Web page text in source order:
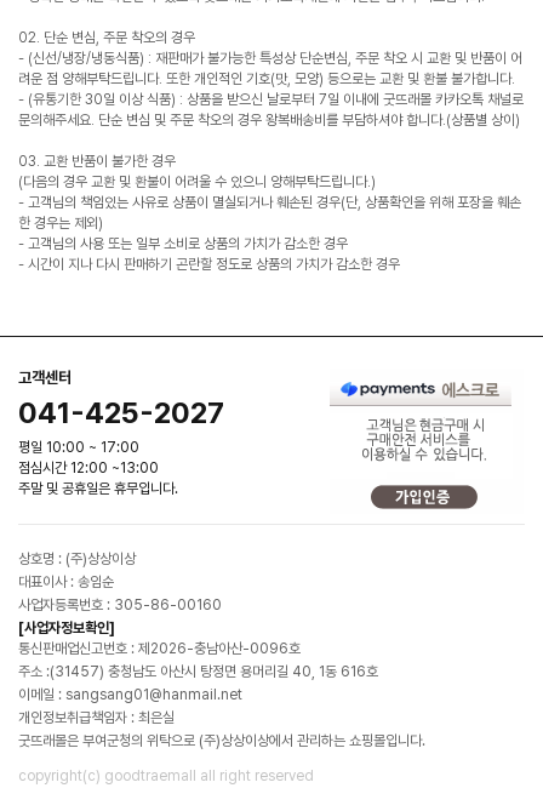
02. 단순 변심, 주문 착오의 경우
- (신선/냉장/냉동식품) : 재판매가 불가능한 특성상 단순변심, 주문 착오 시 교환 및 반품이 어
려운 점 양해부탁드립니다. 또한 개인적인 기호(맛, 모양) 등으로는 교환 및 환불 불가합니다.
- (유통기한 30일 이상 식품) : 상품을 받으신 날로부터 7일 이내에 굿뜨래몰 카카오톡 채널로
문의해주세요. 단순 변심 및 주문 착오의 경우 왕복배송비를 부담하셔야 합니다.(상품별 상이)
03. 교환 반품이 불가한 경우
(다음의 경우 교환 및 환불이 어려울 수 있으니 양해부탁드립니다.)
- 고객님의 책임있는 사유로 상품이 멸실되거나 훼손된 경우(단, 상품확인을 위해 포장을 훼손
한 경우는 제외)
- 고객님의 사용 또는 일부 소비로 상품의 가치가 감소한 경우
- 시간이 지나 다시 판매하기 곤란할 정도로 상품의 가치가 감소한 경우
고객센터
041-425-2027
평일 10:00 ~ 17:00
점심시간 12:00 ~13:00
주말 및 공휴일은 휴무입니다.
상호명 : (주)상상이상
대표이사 : 송임순
사업자등록번호 : 305-86-00160
[사업자정보확인]
통신판매업신고번호 : 제2026-충남아산-0096호
주소 :(31457) 충청남도 아산시 탕정면 용머리길 40, 1동 616호
이메일 : sangsang01@hanmail.net
개인정보취급책임자 : 최은실
굿뜨래몰은 부여군청의 위탁으로 (주)상상이상에서 관리하는 쇼핑몰입니다.
copyright(c) goodtraemall all right reserved